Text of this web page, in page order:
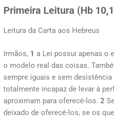
Primeira Leitura (Hb
Leitura da Carta aos Hebreus
Irmãos, 1 a Lei possui apenas o
o modelo real das coisas.
sempre iguais e sem
totalmente incapaz de levar à
aproximam para oferecê-los. 2
deixado de oferecê-los, se os